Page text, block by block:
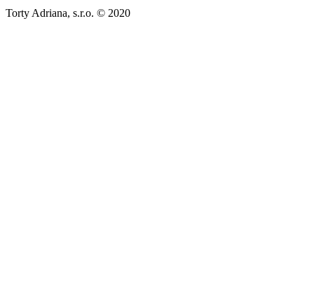
Torty Adriana, s.r.o. © 2020